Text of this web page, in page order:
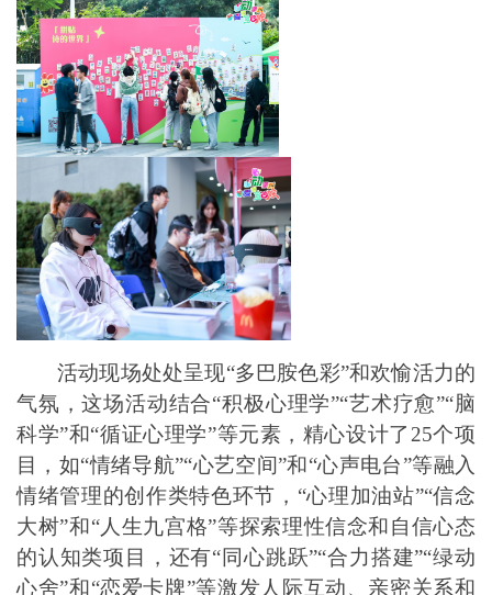
活动现场处处呈现“多巴胺色彩”和欢愉活力的
气氛，这场活动结合“积极心理学”“艺术疗愈”“脑
科学”和“循证心理学”等元素，精心设计了25个项
目，如“情绪导航”“心艺空间”和“心声电台”等融入
情绪管理的创作类特色环节，“心理加油站”“信念
大树”和“人生九宫格”等探索理性信念和自信心态
的认知类项目，还有“同心跳跃”“合力搭建”“绿动
心舍”和“恋爱卡牌”等激发人际互动、亲密关系和